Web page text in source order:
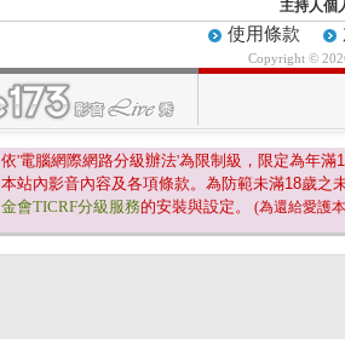
主持人個
使用條款
Copyright ©
依'電腦網際網路分級辦法'為限制級，限定為年滿
本站內影音內容及各項條款。為防範未滿18歲之
金會TICRF分級服務的安裝與設定。 (為還給愛護